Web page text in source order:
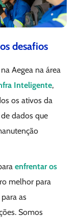
desafios
Aegea na área
Inteligente,
os ativos da
dados que
enfrentar os
melhor para
as
Somos